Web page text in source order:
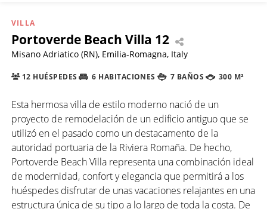
VILLA
Portoverde Beach Villa 12
Misano Adriatico (RN), Emilia-Romagna, Italy
12 HUÉSPEDES 6 HABITACIONES 7 BAÑOS 300 M²
Esta hermosa villa de estilo moderno nació de un
proyecto de remodelación de un edificio antiguo que se
utilizó en el pasado como un destacamento de la
autoridad portuaria de la Riviera Romaña. De hecho,
Portoverde Beach Villa representa una combinación ideal
de modernidad, confort y elegancia que permitirá a los
huéspedes disfrutar de unas vacaciones relajantes en una
estructura única de su tipo a lo largo de toda la costa. De